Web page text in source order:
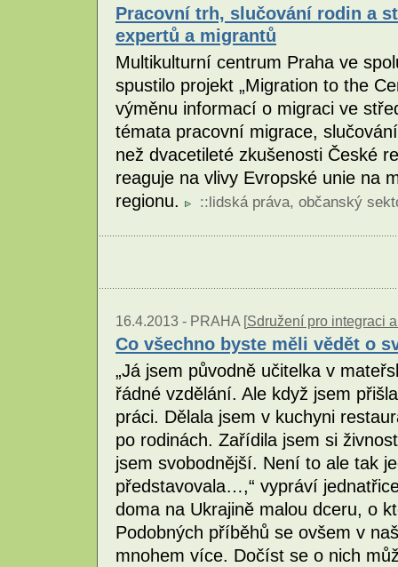
Pracovní trh, slučování rodin a
expertů a migrantů
Multikulturní centrum Praha ve
spustilo projekt „Migration to the
výměnu informací o migraci ve
témata pracovní migrace,
než dvacetileté zkušenosti České
reaguje na vlivy Evropské unie na
regionu.
:: lidská práva, občanský
16.4.2013 - PRAHA [Sdružení pro integraci
Co všechno byste měli vědět o
„Já jsem původně učitelka v
řádné vzdělání. Ale když jsem
práci. Dělala jsem v kuchyni
po rodinách. Zařídila jsem si
jsem svobodnější. Není to ale tak
představovala…,“ vypráví
doma na Ukrajině malou dceru, o
Podobných příběhů se ovšem v
mnohem více. Dočíst se o nich